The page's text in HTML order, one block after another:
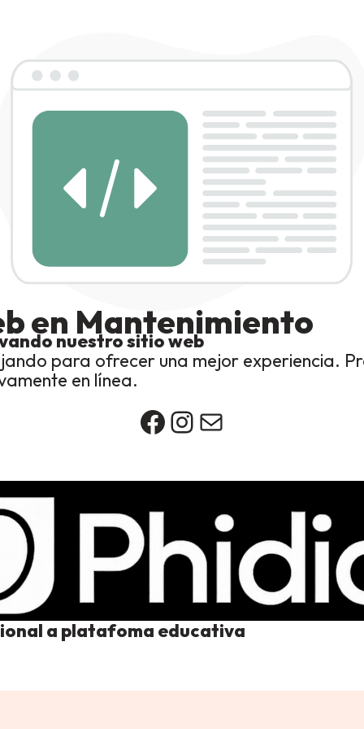
en Mantenimiento
nuestro sitio web
para ofrecer una mejor experiencia.
en línea.
Facebook
Instagram
Correo
a platafoma educativa